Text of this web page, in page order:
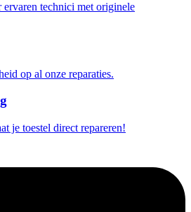
ervaren technici met originele
op al onze reparaties.
je toestel direct repareren!